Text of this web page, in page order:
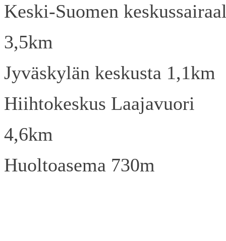
Keski-Suomen
3,5km
Jyväskylän keskusta 1,1km
Hiihtokeskus Laajavuori
4,6km
Huoltoasema 730m